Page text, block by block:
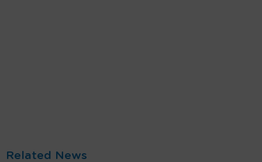
Related News